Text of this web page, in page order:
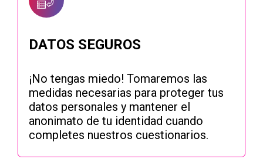
DATOS SEGUROS
¡No tengas miedo! Tomaremos las
medidas necesarias para proteger tus
datos personales y mantener el
anonimato de tu identidad cuando
completes nuestros cuestionarios.